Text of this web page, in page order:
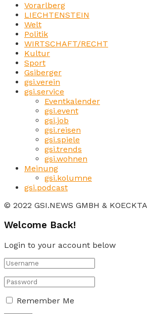
Vorarlberg
LIECHTENSTEIN
Welt
Politik
WIRTSCHAFT/RECHT
Kultur
Sport
Gsiberger
gsi.verein
gsi.service
Eventkalender
gsi.event
gsi.job
gsi.reisen
gsi.spiele
gsi.trends
gsi.wohnen
Meinung
gsi.kolumne
gsi.podcast
© 2022 GSI.NEWS GMBH &
Welcome Back!
Login to your account below
Remember Me